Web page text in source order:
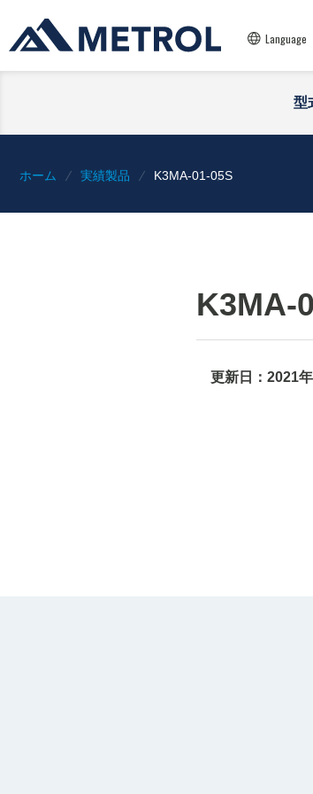
Language
型
ホーム 実績製品 K3MA-01-05S
K3MA-
更新日： 2021